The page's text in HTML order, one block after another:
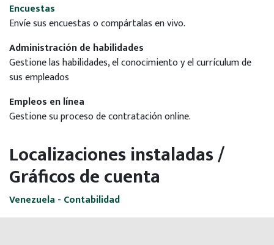
Encuestas
Envíe sus encuestas o compártalas en vivo.
Administración de habilidades
Gestione las habilidades, el conocimiento y el currículum de
sus empleados
Empleos en línea
Gestione su proceso de contratación online.
Localizaciones instaladas /
Gráficos de cuenta
Venezuela - Contabilidad